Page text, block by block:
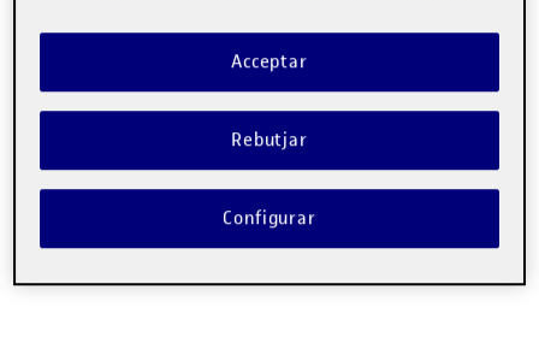
Rebutjar
Acceptar
Configurar